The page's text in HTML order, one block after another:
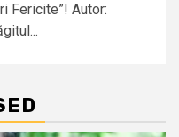
Fericite”! Autor: